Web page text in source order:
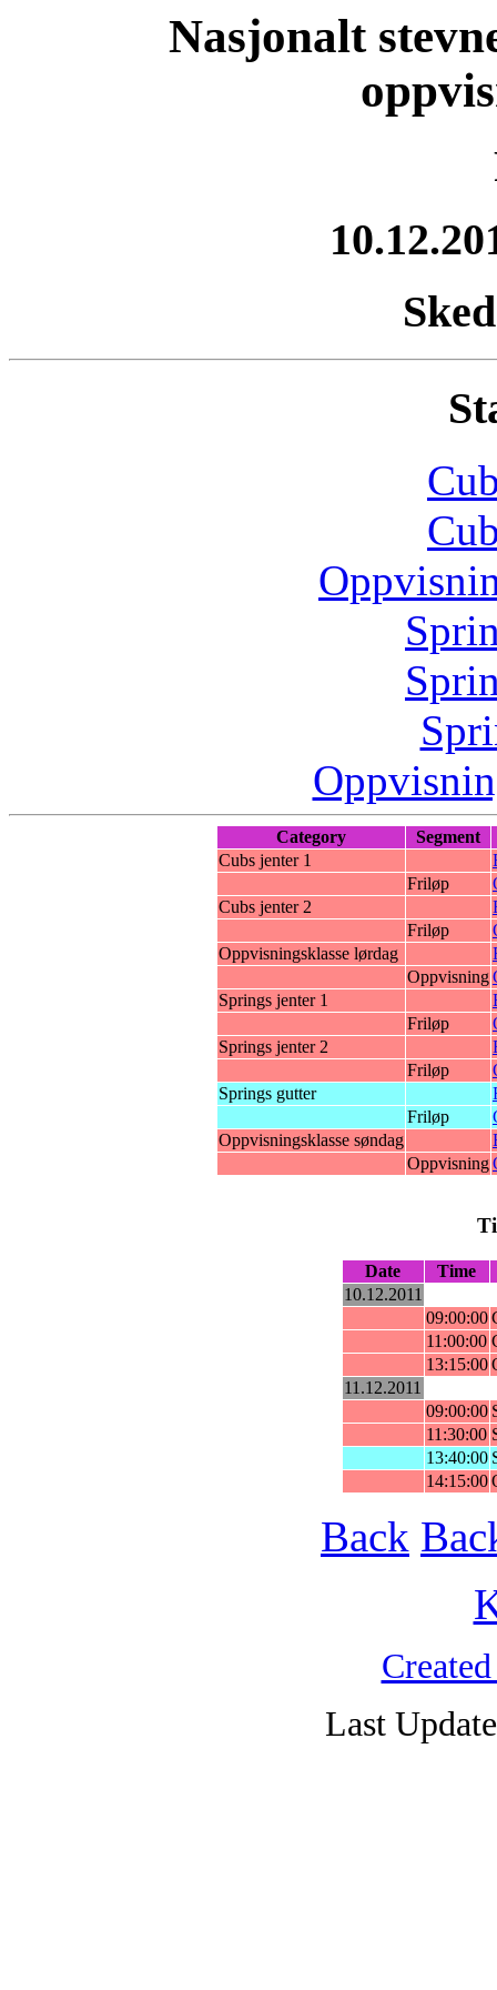
Nasjonalt
Category
Segment
Cubs jenter 1
Friløp
Cubs jenter 2
Friløp
Oppvisningsklasse lørdag
Oppvisning
Springs jenter 1
Friløp
Springs jenter 2
Friløp
Springs gutter
Friløp
Oppvisningsklasse søndag
Oppvisning
Date
Time
10.12.2011
09:00:00
11:00:00
13:15:00
11.12.2011
09:00:00
11:30:00
13:40:00
14:15:00
Back
Last